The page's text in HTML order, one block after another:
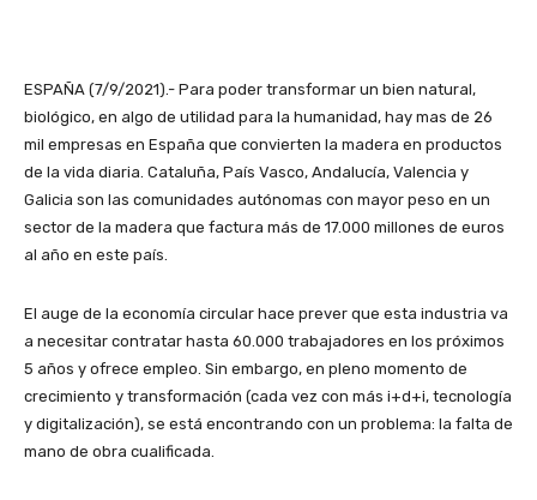
ESPAÑA (7/9/2021).- Para poder transformar un bien natural,
biológico, en algo de utilidad para la humanidad, hay mas de 26
mil empresas en España que convierten la madera en productos
de la vida diaria. Cataluña, País Vasco, Andalucía, Valencia y
Galicia son las comunidades autónomas con mayor peso en un
sector de la madera que factura más de 17.000 millones de euros
al año en este país.
El auge de la economía circular hace prever que esta industria va
a necesitar contratar hasta 60.000 trabajadores en los próximos
5 años y ofrece empleo. Sin embargo, en pleno momento de
crecimiento y transformación (cada vez con más i+d+i, tecnología
y digitalización), se está encontrando con un problema: la falta de
mano de obra cualificada.